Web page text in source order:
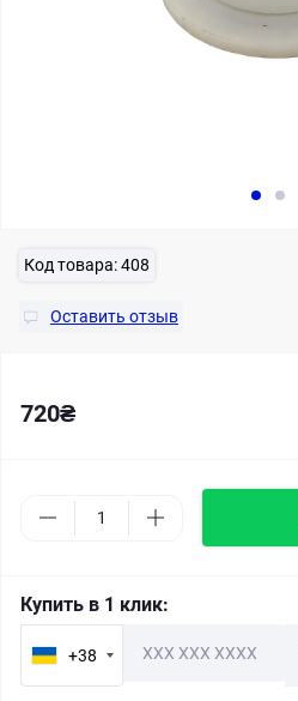
Код товара:408
Оставить отзыв
720₴
Купить в 1 клик:
+38